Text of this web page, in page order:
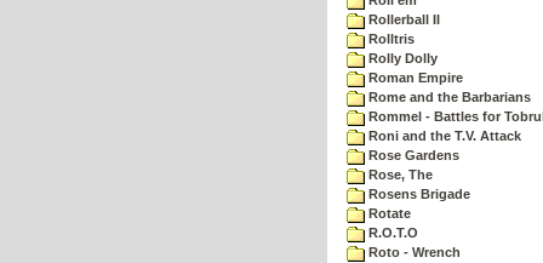
Rollerball II
Rolltris
Rolly Dolly
Roman Empire
Rome and the Barbarians
Rommel - Battles for
Roni and the T.V. Attack
Rose Gardens
Rose, The
Rosens Brigade
Rotate
R.O.T.O
Roto - Wrench